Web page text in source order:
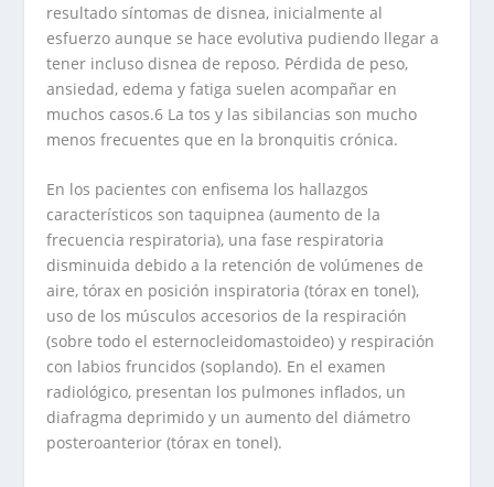
resultado síntomas de disnea, inicialmente al
esfuerzo aunque se hace evolutiva pudiendo llegar a
tener incluso disnea de reposo. Pérdida de peso,
ansiedad, edema y fatiga suelen acompañar en
muchos casos.6 La tos y las sibilancias son mucho
menos frecuentes que en la bronquitis crónica.
En los pacientes con enfisema los hallazgos
característicos son taquipnea (aumento de la
frecuencia respiratoria), una fase respiratoria
disminuida debido a la retención de volúmenes de
aire, tórax en posición inspiratoria (tórax en tonel),
uso de los músculos accesorios de la respiración
(sobre todo el esternocleidomastoideo) y respiración
con labios fruncidos (soplando). En el examen
radiológico, presentan los pulmones inflados, un
diafragma deprimido y un aumento del diámetro
posteroanterior (tórax en tonel).